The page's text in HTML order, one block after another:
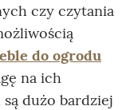
czy czytania
do ogrodu
na ich
dużo bardziej